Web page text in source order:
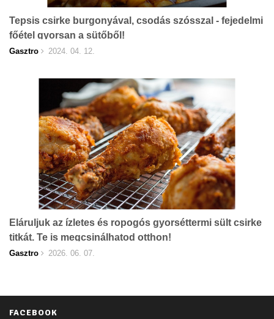
Tepsis csirke burgonyával, csodás szósszal - fejedelmi
főétel gyorsan a sütőből!
Gasztro 2024. 04. 12.
Eláruljuk az ízletes és ropogós gyorséttermi sült csirke
titkát. Te is megcsinálhatod otthon!
Gasztro 2026. 06. 07.
FACEBOOK